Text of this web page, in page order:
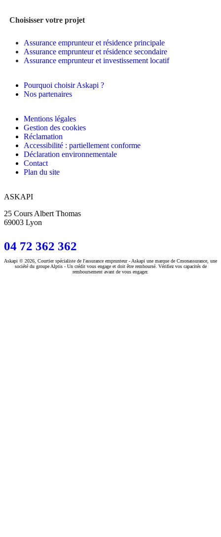
Choisisser votre projet
Assurance emprunteur et résidence principale
Assurance emprunteur et résidence secondaire
Assurance emprunteur et investissement locatif
Pourquoi choisir Askapi ?
Nos partenaires
Mentions légales
Gestion des cookies
Réclamation
Accessibilité : partiellement conforme
Déclaration environnementale
Contact
Plan du site
ASKAPI
25 Cours Albert Thomas
69003 Lyon
04 72 362 362
Askapi © 2026, Courtier spécialiste de l'assurance emprunteur - Askapi une marque de Cmonassurance, une
société du groupe Alptis - Un crédit vous engage et doit être remboursé. Vérifiez vos capacités de
remboursement avant de vous engager.